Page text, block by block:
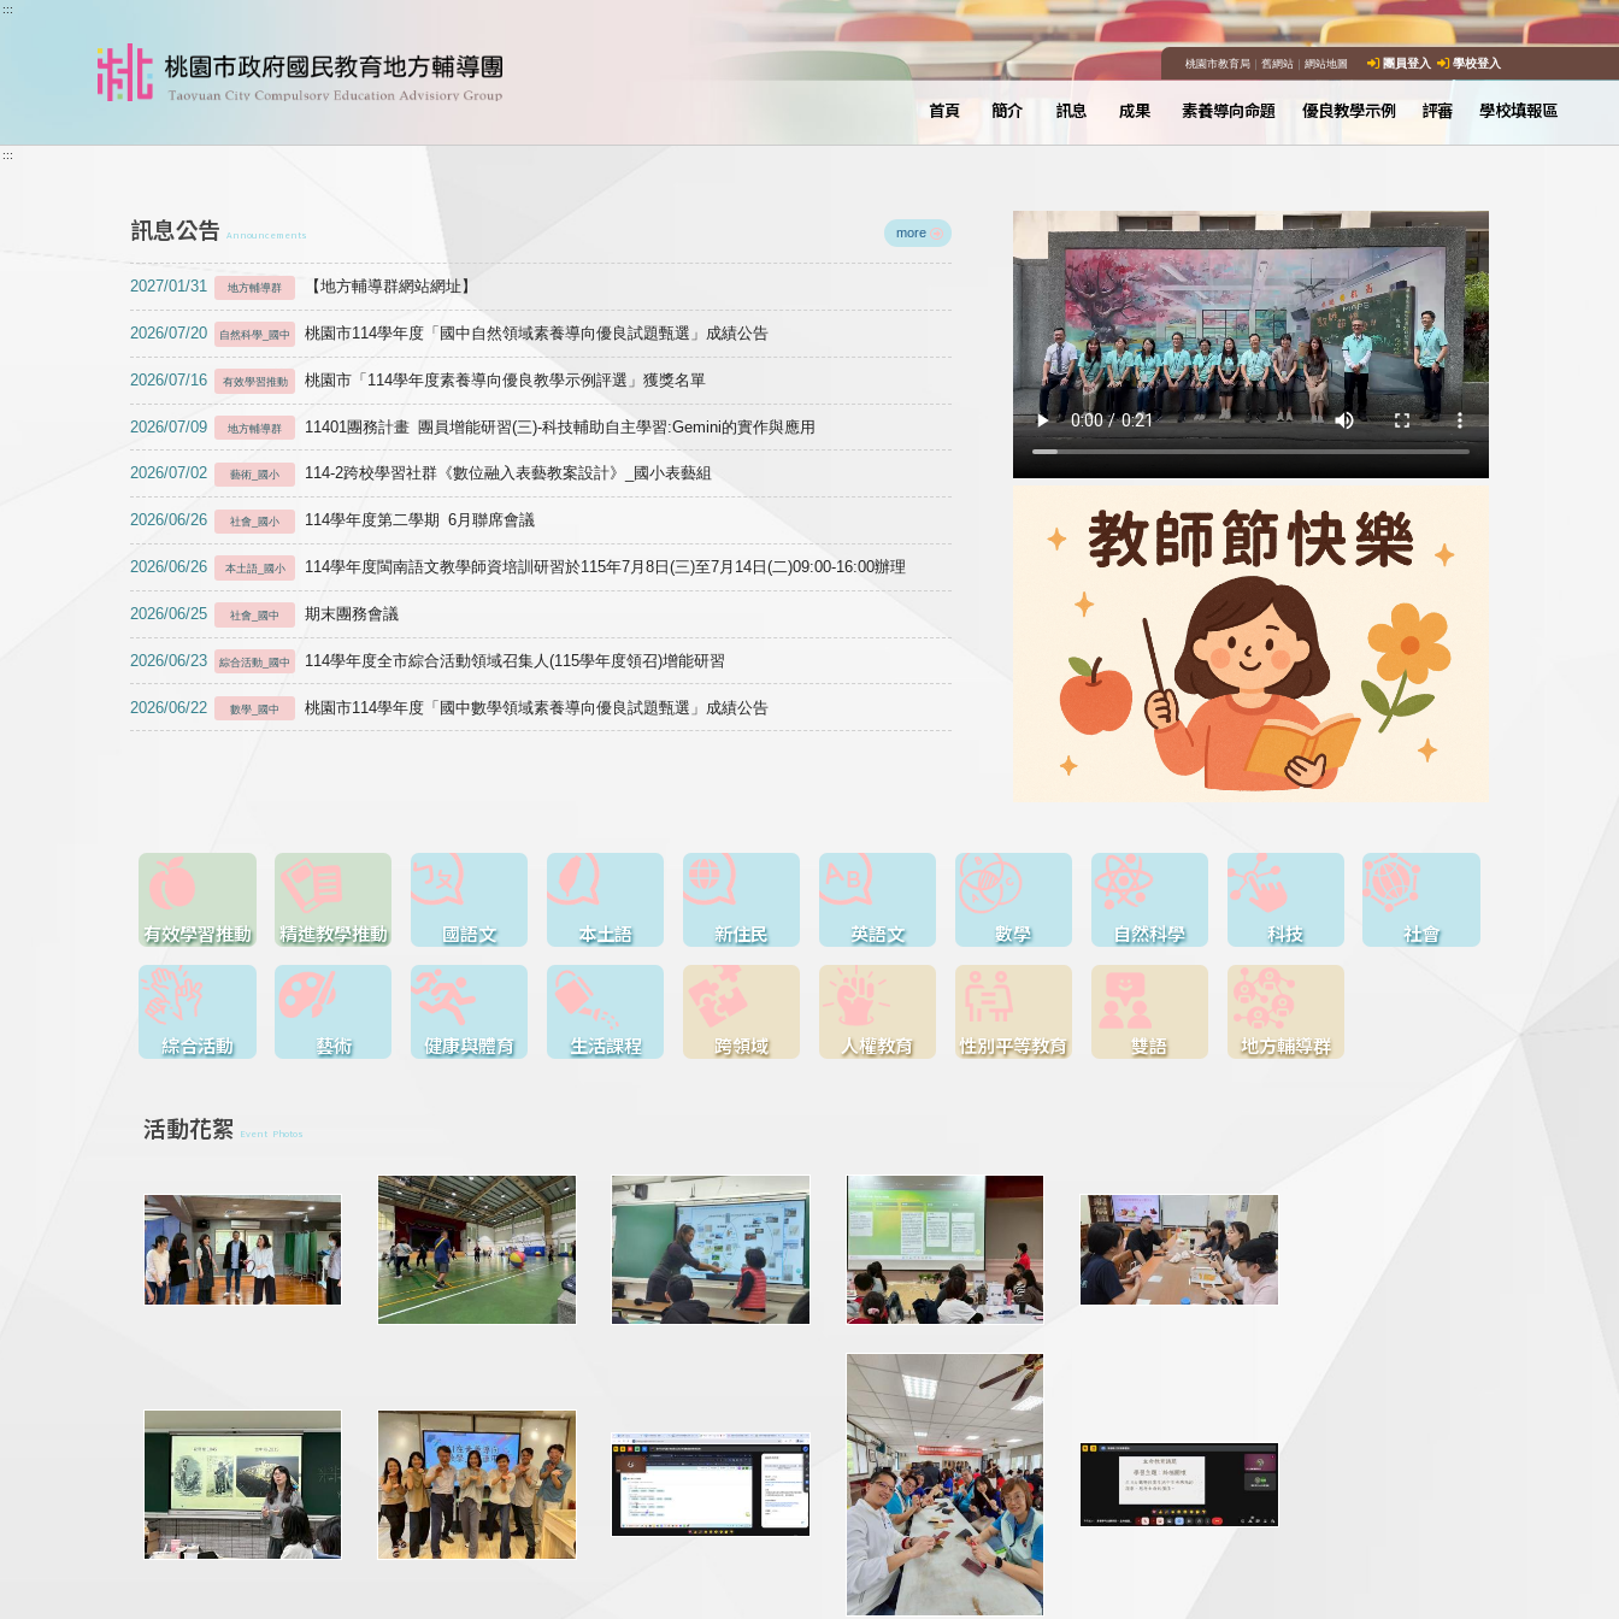
跳到主要內容
:::
桃園市教育局｜ 舊網站｜ 網站地圖 團員登入 學校登入
首頁 簡介 訊息 成果 素養導向命題 優良教學示例 評審 學校填報區
:::
訊息公告 Announcements more
2027/01/31 地方輔導群 【地方輔導群網站網址】
2026/07/20 自然科學_國中 桃園市114學年度「國中自然領域素養導向優良試題甄選」成績公告
2026/07/16 有效學習推動 桃園市「114學年度素養導向優良教學示例評選」獲獎名單
2026/07/09 地方輔導群 11401團務計畫 團員增能研習(三)-科技輔助自主學習:Gemini的實作與應用
2026/07/02 藝術_國小 114-2跨校學習社群《數位融入表藝教案設計》_國小表藝組
2026/06/26 社會_國小 114學年度第二學期 6月聯席會議
2026/06/26 本土語_國小 114學年度閩南語文教學師資培訓研習於115年7月8日(三)至7月14日(二)09:00-16:00辦理
2026/06/25 社會_國中 期末團務會議
2026/06/23 綜合活動_國中 114學年度全市綜合活動領域召集人(115學年度領召)增能研習
2026/06/22 數學_國中 桃園市114學年度「國中數學領域素養導向優良試題甄選」成績公告
有效學習推動 精進教學推動 國語文 本土語 新住民 英語文 數學 自然科學 科技 社會
綜合活動 藝術 健康與體育 生活課程 跨領域 人權教育 性別平等教育 雙語 地方輔導群
活動花絮 Event Photos